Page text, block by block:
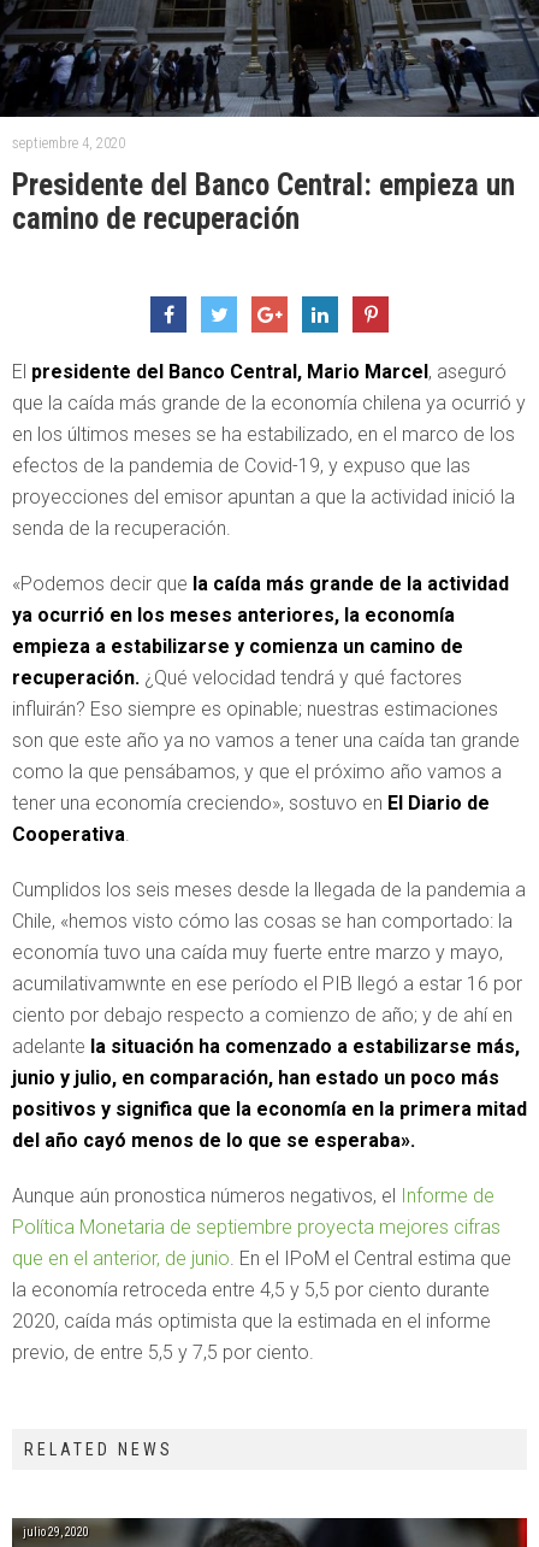
septiembre 4, 2020
Presidente del Banco Central: empieza un
camino de recuperación
El presidente del Banco Central, Mario Marcel, aseguró
que la caída más grande de la economía chilena ya ocurrió y
en los últimos meses se ha estabilizado, en el marco de los
efectos de la pandemia de Covid-19, y expuso que las
proyecciones del emisor apuntan a que la actividad inició la
senda de la recuperación.
«Podemos decir que la caída más grande de la actividad
ya ocurrió en los meses anteriores, la economía
empieza a estabilizarse y comienza un camino de
recuperación. ¿Qué velocidad tendrá y qué factores
influirán? Eso siempre es opinable; nuestras estimaciones
son que este año ya no vamos a tener una caída tan grande
como la que pensábamos, y que el próximo año vamos a
tener una economía creciendo», sostuvo en El Diario de
Cooperativa
Cumplidos los seis meses desde la llegada de la pandemia a
Chile, «hemos visto cómo las cosas se han comportado: la
economía tuvo una caída muy fuerte entre marzo y mayo,
acumilativamwnte en ese período el PIB llegó a estar 16 por
ciento por debajo respecto a comienzo de año; y de ahí en
adelante la situación ha comenzado a estabilizarse más,
junio y julio, en comparación, han estado un poco más
positivos y significa que la economía en la primera mitad
del año cayó menos de lo que se esperaba».
Aunque aún pronostica números negativos, el Informe de
Política Monetaria de septiembre proyecta mejores cifras
que en el anterior, de junio . En el IPoM el Central estima que
la economía retroceda entre 4,5 y 5,5 por ciento durante
2020, caída más optimista que la estimada en el informe
previo, de entre 5,5 y 7,5 por ciento.
RELATED NEWS
julio 29, 2020